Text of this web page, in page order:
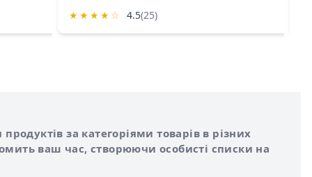
★ ★ ★ ★ ☆ 4.5(25)
за категоріями товарів в різних
ваш час, створюючи особисті списки на